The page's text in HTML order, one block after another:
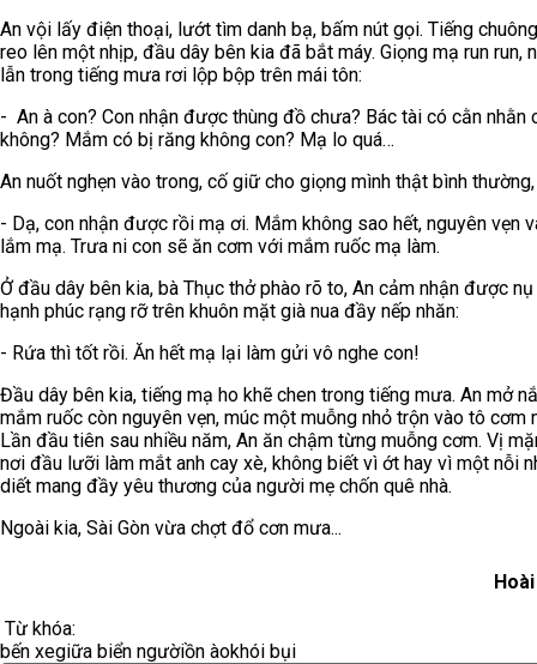
An vội lấy điện thoại, lướt tìm danh bạ, bấm nút gọi. Tiếng
reo lên một nhịp, đầu dây bên kia đã bắt máy. Giọng mạ run run,
lẫn trong tiếng mưa rơi lộp bộp trên mái tôn:
- An à con? Con nhận được thùng đồ chưa? Bác tài có cằn nhằn
không? Mắm có bị răng không con? Mạ lo quá…
An nuốt nghẹn vào trong, cố giữ cho giọng mình thật bình
- Dạ, con nhận được rồi mạ ơi. Mắm không sao hết, nguyên vẹn
lắm mạ. Trưa ni con sẽ ăn cơm với mắm ruốc mạ làm.
Ở đầu dây bên kia, bà Thục thở phào rõ to, An cảm nhận được
hạnh phúc rạng rỡ trên khuôn mặt già nua đầy nếp nhăn:
- Rứa thì tốt rồi. Ăn hết mạ lại làm gửi vô nghe con!
Đầu dây bên kia, tiếng mạ ho khẽ chen trong tiếng mưa. An mở
mắm ruốc còn nguyên vẹn, múc một muỗng nhỏ trộn vào tô cơm
Lần đầu tiên sau nhiều năm, An ăn chậm từng muỗng cơm. Vị
nơi đầu lưỡi làm mắt anh cay xè, không biết vì ớt hay vì một nỗi
diết mang đầy yêu thương của người mẹ chốn quê nhà.
Ngoài kia, Sài Gòn vừa chợt đổ cơn mưa...
Từ khóa:
bến xegiữa biển ngườiồn àokhói bụi